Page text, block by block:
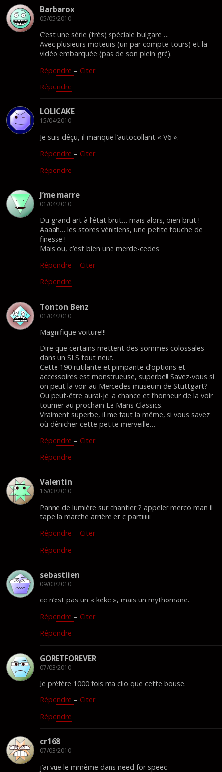
Barbarox
05/05/2010
C’est une série (très) spéciale bulgare …
Avec plusieurs moteurs (un par compte-tours) et la
vidéo embarquée (pas de son plein gré).
Répondre – Citer
Répondre
LOLICAKE
15/04/2010
Je suis déçu, il manque l’autocollant « V6 ».
Répondre – Citer
Répondre
J’me marre
01/04/2010
Du grand art à l’état brut… mais alors, bien brut !
Aaaah… les stores vénitiens, une petite touche de
finesse !
Mais ou, c’est bien une merde-cedes
Répondre – Citer
Répondre
Tonton Benz
01/04/2010
Magnifique voiture!!!
Dire que certains mettent des sommes colossales
dans un SLS tout neuf.
Cette 190 rutilante et pimpante d’options et
accessoires est monstrueuse, superbe!! Savez-vous si
on peut la voir au Mercedes museum de Stuttgart?
Ou peut-être aurai-je la chance et l’honneur de la voir
tourner au prochain Le Mans Classics.
Vraiment superbe, il me faut la même, si vous savez
où dénicher cette petite merveille…
Répondre – Citer
Répondre
Valentin
16/03/2010
Panne de lumière sur chantier ? appeler merco man il
tape la marche arrière et c partiiiiii
Répondre – Citer
Répondre
sebastiien
09/03/2010
ce n’est pas un « keke », mais un mythomane.
Répondre – Citer
Répondre
GORETFOREVER
07/03/2010
Je préfère 1000 fois ma clio que cette bouse.
Répondre – Citer
Répondre
cr168
07/03/2010
j’ai vue le mmème dans need for speed